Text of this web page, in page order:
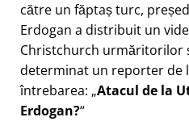
către un făptaș turc,
Erdogan a distribuit un
Christchurch urmăritorilor
determinat un reporter de
întrebarea: Atacul de la
Erdogan?